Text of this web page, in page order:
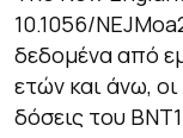
10.1056/
δεδομένα από
ετών και άνω,
δόσεις του